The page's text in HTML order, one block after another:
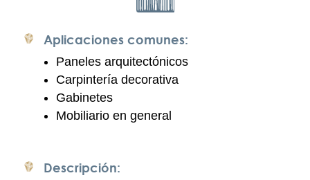
Aplicaciones comunes:
Paneles arquitectónicos
Carpintería decorativa
Gabinetes
Mobiliario en general
Descripción: